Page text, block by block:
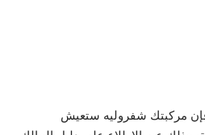
فإن مركبتك شفروليه ستعيش